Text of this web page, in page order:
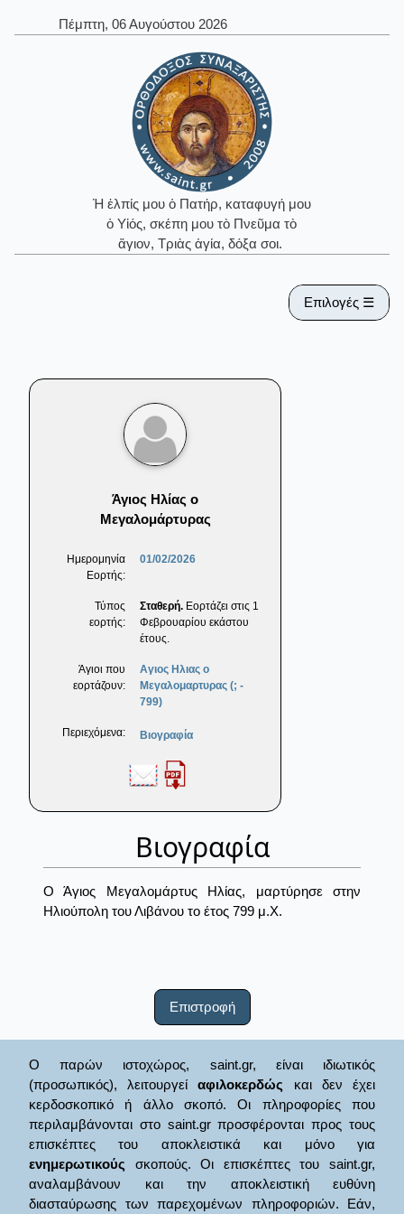
Πέμπτη, 06 Αυγούστου 2026
Ἡ ἐλπίς μου ὁ Πατήρ, καταφυγή μου
ὁ Υἱός, σκέπη μου τὸ Πνεῦμα τὸ
ἅγιον, Τριὰς ἁγία, δόξα σοι.
Επιλογές ☰
Άγιος Ηλίας ο
Μεγαλομάρτυρας
Ημερομηνία
Εορτής:
01/02/2026
Τύπος
εορτής:
Σταθερή. Εορτάζει στις 1
Φεβρουαρίου εκάστου
έτους.
Άγιοι που
εορτάζουν:
Αγιος Ηλιας ο
Μεγαλομαρτυρας (; -
799)
Περιεχόμενα: Βιογραφία
Βιογραφία
Ο Άγιος Μεγαλομάρτυς Ηλίας, μαρτύρησε στην
Ηλιούπολη του Λιβάνου το έτος 799 μ.Χ.
Επιστροφή
Ο παρών ιστοχώρος, saint.gr, είναι ιδιωτικός
(προσωπικός), λειτουργείαφιλοκερδώς και δεν έχει
κερδοσκοπικό ή άλλο σκοπό. Οι πληροφορίες που
περιλαμβάνονται στο saint.gr προσφέρονται προς τους
επισκέπτες του αποκλειστικά και μόνο για
ενημερωτικούς σκοπούς. Οι επισκέπτες του saint.gr,
αναλαμβάνουν και την αποκλειστική ευθύνη
διασταύρωσης των παρεχομένων πληροφοριών. Εάν,